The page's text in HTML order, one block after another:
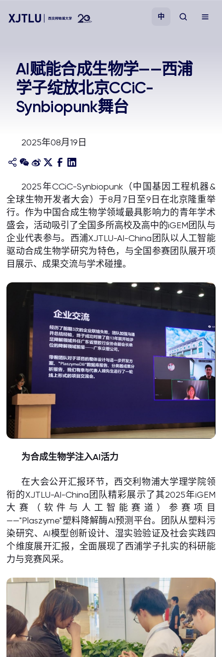
招生
科研
学院
关于我们
中
AI赋能合成生物学——西浦
学子绽放北京CCiC-
Synbiopunk舞台
2025年08月19日
2025年CCiC-Synbiopunk（中国基因工程机器&
全球生物开发者大会）于8月7日至9日在北京隆重举
行。作为中国合成生物学领域最具影响力的青年学术
盛会，活动吸引了全国多所高校及高中的iGEM团队与
企业代表参与。西浦XJTLU-AI-China团队以人工智能
驱动合成生物学研究为特色，与全国参赛团队展开项
目展示、成果交流与学术碰撞。
为合成生物学注入AI活力
在大会公开汇报环节，西交利物浦大学理学院领
衔的XJTLU-AI-China团队精彩展示了其2025年iGEM
大赛（软件与人工智能赛道）参赛项目
——"Plaszyme"塑料降解酶AI预测平台。团队从塑料污
染研究、AI模型创新设计、湿实验验证及社会实践四
个维度展开汇报，全面展现了西浦学子扎实的科研能
力与竞赛风采。